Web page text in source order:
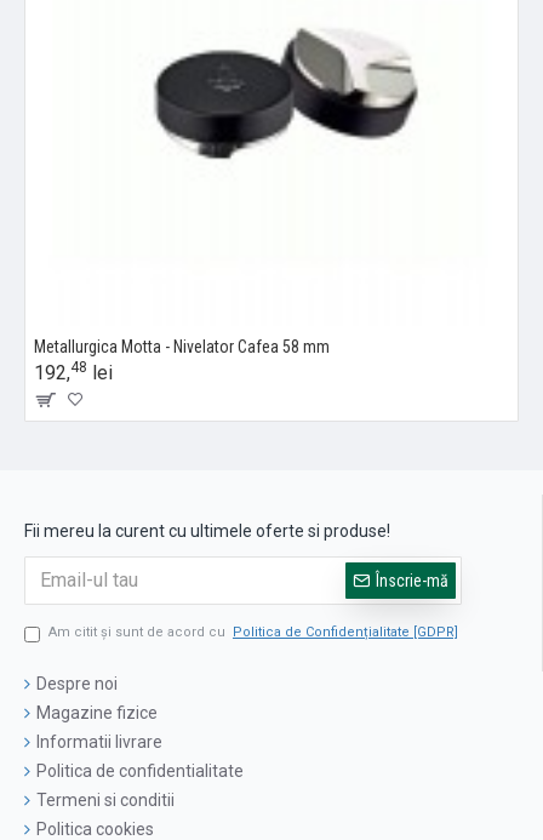
Metallurgica Motta - Nivelator Cafea 58 mm
192,48 lei
Fii mereu la curent cu ultimele oferte si produse!
Înscrie-mă
Am citit şi sunt de acord cu Politica de Confidențialitate [GDPR]
Despre noi
Magazine fizice
Informatii livrare
Politica de confidentialitate
Termeni si conditii
Politica cookies